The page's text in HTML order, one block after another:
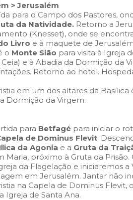
> Jerusalém
para o Campo dos Pastores,
da Natividade. Retorno a
(Knesset), onde se
Livro e à maquete de
o Monte Sião para visita à Igreja
e à Abadia da Dormição da
Retorno ao hotel.
em um dos altares da
Dormição da Virgem.
para Betfagé para iniciar o
de Dominus Flevit.
da Agonia e a Gruta da
Maria, próximo à Gruta da
da Flagelação e iniciaremos
em Jerusalém. Jantar não
na Capela de Dominus Flevit,
Igreja de Santa Ana.